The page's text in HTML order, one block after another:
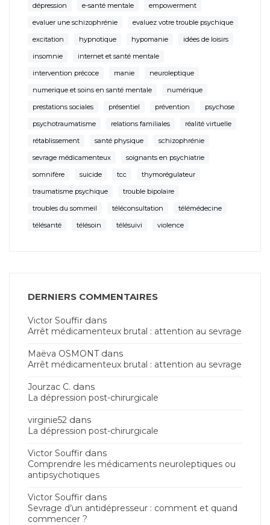
dépression
e-santé mentale
empowerment
evaluer une schizophrénie
evaluez votre trouble psychique
excitation
hypnotique hypomanie
idées de loisirs
insomnie
internet et santé mentale
intervention précoce
manie
neuroleptique
numerique et soins en santé mentale
numérique
prestations sociales
présentiel prévention
psychose
psychotraumatisme
relations familiales
réalité virtuelle
rétablissement
santé physique
schizophrénie
sevrage médicamenteux
soignants en psychiatrie
somnifère
suicide tcc
thymorégulateur
traumatisme psychique
trouble bipolaire
troubles du sommeil
téléconsultation
télémédecine
télésanté
télésoin télésuivi violence
DERNIERS COMMENTAIRES
Victor Souffir dans
Arrêt médicamenteux brutal : attention au sevrage
Maëva OSMONTdans
Arrêt médicamenteux brutal : attention au sevrage
Jourzac C. dans
La dépression post-chirurgicale
virginie52 dans
La dépression post-chirurgicale
Victor Souffir dans
Comprendre les médicaments neuroleptiques ou
antipsychotiques
Victor Souffir dans
Sevrage d’un antidépresseur : comment et quand
commencer ?